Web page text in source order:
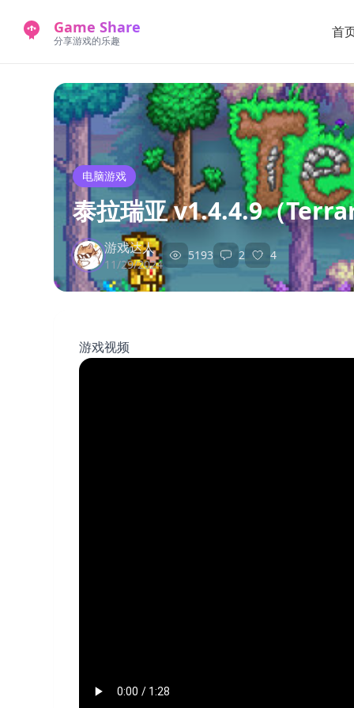
Game Share
分享游戏的乐趣
首
电脑游戏
泰拉瑞亚 v1.4.4.9（
游戏达人
11/29/2024
5193 2 4
游戏视频